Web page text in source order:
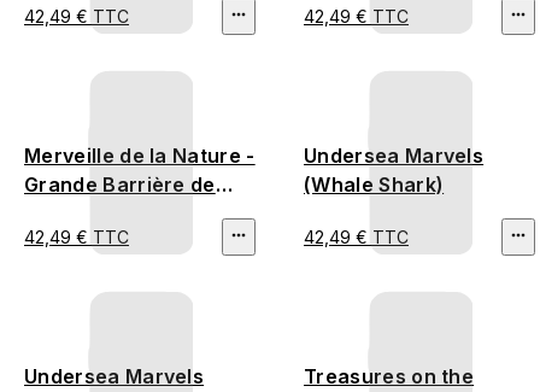
42,49 € TTC 42,49 € TTC
Merveille de la Nature -
Grande Barrière de
42,49 € TTC
Undersea Marvels
(Whale Shark)
42,49 € TTC
Undersea Marvels
Treasures on the